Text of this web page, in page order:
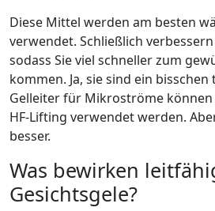
Diese Mittel werden am besten
verwendet. Schließlich
sodass Sie viel schneller zum
kommen. Ja, sie sind ein
Gelleiter für Mikroströme
HF-Lifting verwendet werden.
besser.
Was bewirken
Gesichtsgele?